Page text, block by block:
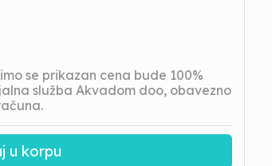
se prikazan cena bude 100%
služba Akvadom doo, obavezno
u korpu